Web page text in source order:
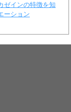
ゼインの特徴を知
ーション